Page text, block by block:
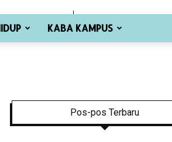
KABA KAMPUS
Pos-pos Terbaru